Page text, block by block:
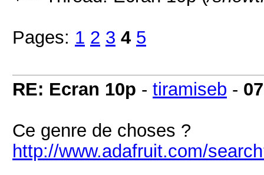
Pages: 1 2 3 4 5
RE: Ecran 10p - tiramiseb -
Ce genre de choses ?
http://www.adafruit.com/